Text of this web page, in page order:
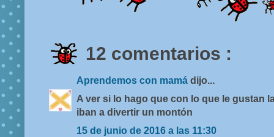
12 comentarios :
Aprendemos con mamá dijo...
A ver si lo hago que con lo que le gustan
iban a divertir un montón
15 de junio de 2016 a las 11:30